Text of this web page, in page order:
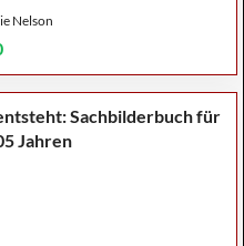
Nelson